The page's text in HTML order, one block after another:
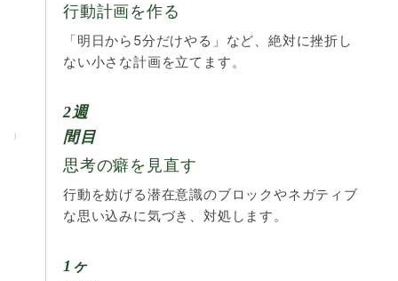
行動計画を作る
「明日から5分だけやる」など、絶対に挫折し
ない小さな計画を立てます。
2週
間目
思考の癖を見直す
行動を妨げる潜在意識のブロックやネガティブ
な思い込みに気づき、対処します。
1ヶ